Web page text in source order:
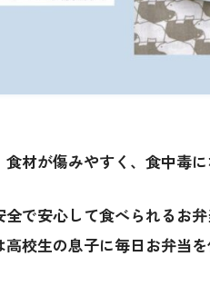
材が傷みやすく、食中毒
で安心して食べられるお
校生の息子に毎日お弁当